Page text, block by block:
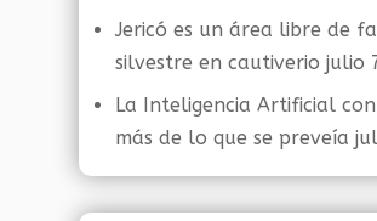
Jericó es un área libre de
silvestre en cautiverio julio
La Inteligencia Artificial
más de lo que se preveía